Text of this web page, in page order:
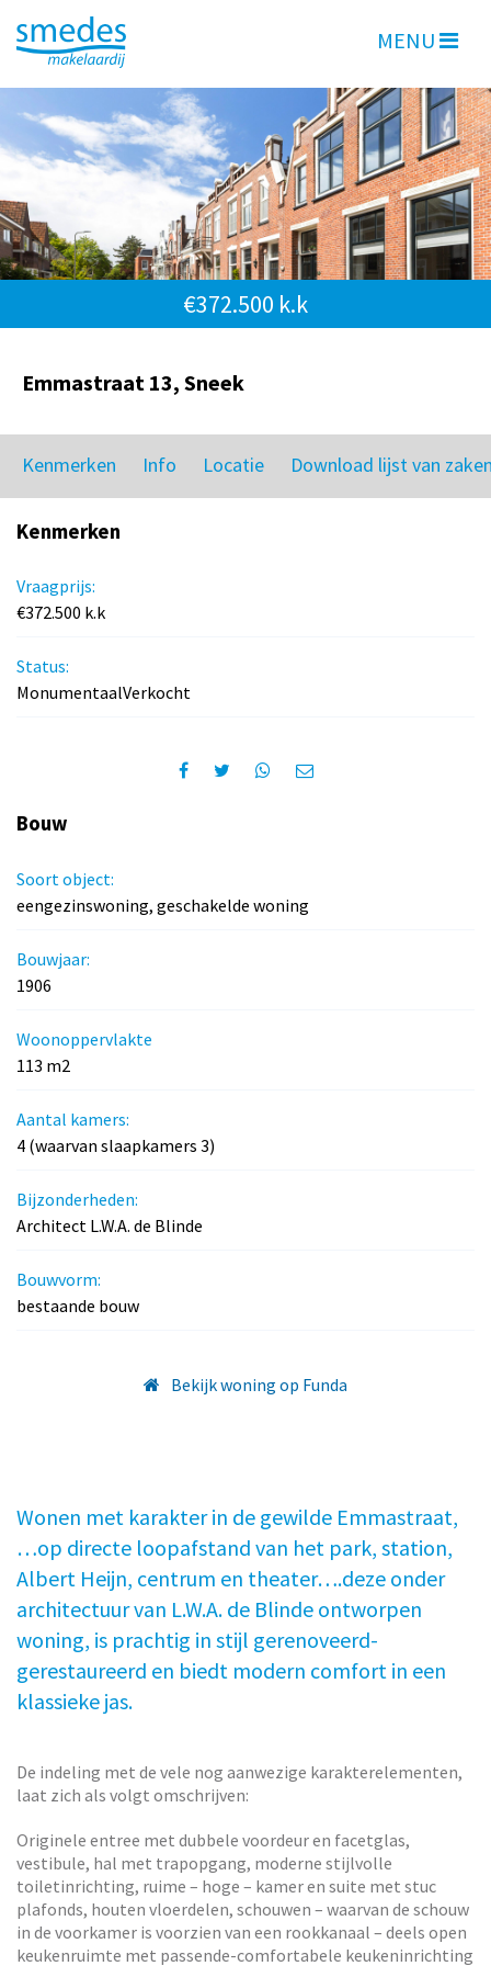
MENU
€372.500 k.k
Emmastraat 13, Sneek
Kenmerken Info Locatie Download lijst van
Kenmerken
Vraagprijs:
€372.500 k.k
Status:
MonumentaalVerkocht
Bouw
Soort object:
eengezinswoning, geschakelde woning
Bouwjaar:
1906
Woonoppervlakte
113 m2
Aantal kamers:
4 (waarvan slaapkamers 3)
Bijzonderheden:
Architect L.W.A. de Blinde
Bouwvorm:
bestaande bouw
Bekijk woning op Funda
Wonen met karakter in de gewilde Emmastraat,
…op directe loopafstand van het park, station,
Albert Heijn, centrum en theater….deze onder
architectuur van L.W.A. de Blinde ontworpen
woning, is prachtig in stijl gerenoveerd-
gerestaureerd en biedt modern comfort in een
klassieke jas.
De indeling met de vele nog aanwezige karakterelementen,
laat zich als volgt omschrijven:
Originele entree met dubbele voordeur en facetglas,
vestibule, hal met trapopgang, moderne stijlvolle
toiletinrichting, ruime – hoge – kamer en suite met stuc
plafonds, houten vloerdelen, schouwen – waarvan de schouw
in de voorkamer is voorzien van een rookkanaal – deels open
keukenruimte met passende-comfortabele keukeninrichting